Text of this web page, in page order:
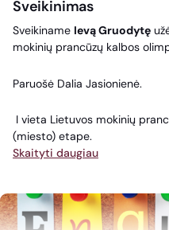
Sveikinimas
Sveikiname Ievą Gruodytę
mokinių prancūzų kalbos
Paruošė Dalia Jasionienė.
I vieta Lietuvos mokinių
(miesto) etape.
Skaityti daugiau